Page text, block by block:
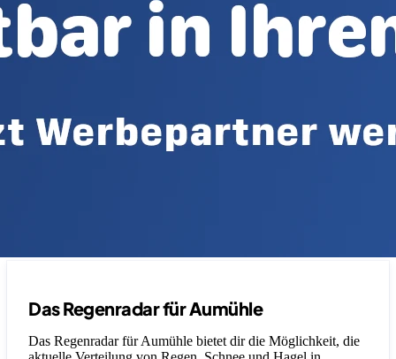
Das Regenradar für Aumühle
Das Regenradar für Aumühle bietet dir die Möglichkeit, die